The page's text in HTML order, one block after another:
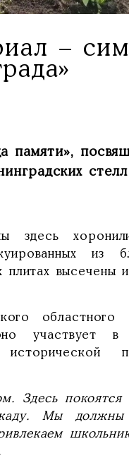
–
памяти»,
из
высечены
областного
участвует в
исторической
Здесь покоятся
Мы должны